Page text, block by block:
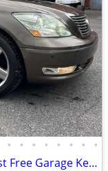
• • • • • • • •
2006 *Lexus* *LS 430* *1-Owner Rust Free Garage Kept Th